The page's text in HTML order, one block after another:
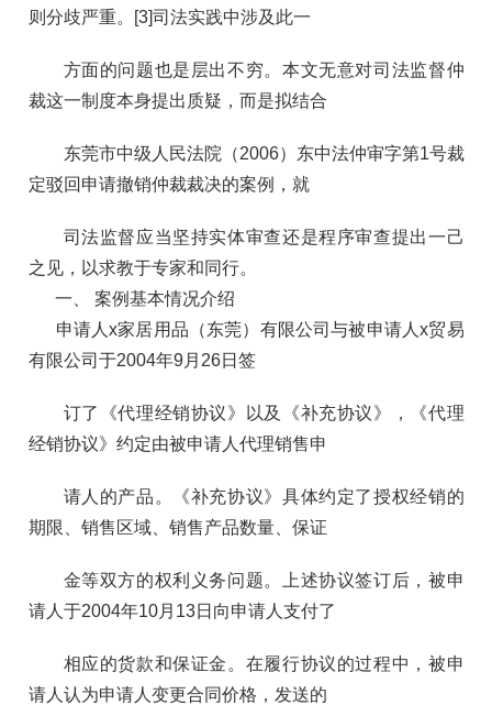
则分歧严重。[3]司法实践中涉及此一
方面的问题也是层出不穷。本文无意对司法监督仲
裁这一制度本身提出质疑，而是拟结合
东莞市中级人民法院（2006）东中法仲审字第1号裁
定驳回申请撤销仲裁裁决的案例，就
司法监督应当坚持实体审查还是程序审查提出一己
之见，以求教于专家和同行。
一、 案例基本情况介绍
申请人x家居用品（东莞）有限公司与被申请人x贸易
有限公司于2004年9月26日签
订了《代理经销协议》以及《补充协议》，《代理
经销协议》约定由被申请人代理销售申
请人的产品。《补充协议》具体约定了授权经销的
期限、销售区域、销售产品数量、保证
金等双方的权利义务问题。上述协议签订后，被申
请人于2004年10月13日向申请人支付了
相应的货款和保证金。在履行协议的过程中，被申
请人认为申请人变更合同价格，发送的